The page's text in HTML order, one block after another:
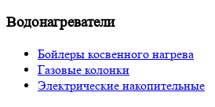
Водонагреватели
Бойлеры косвенного нагрева
Газовые колонки
Электрические накопительные